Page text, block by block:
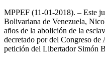
MPPEF (11-01-2018). – Este
Bolivariana de Venezuela,
años de la abolición de la
decretado por del Congreso de
petición del Libertador Simón